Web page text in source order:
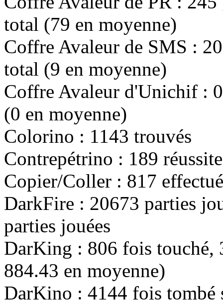
total (79 en moyenne)
Coffre Avaleur de SMS :
total (9 en moyenne)
Coffre Avaleur d'Unichif : 0
(0 en moyenne)
Colorino : 1143 trouvés
Contrepétrino : 189
Copier/Coller : 817
DarkFire : 20673 parties
parties jouées
DarKing : 806 fois touché,
884.43 en moyenne)
DarKino : 4144 fois tombé